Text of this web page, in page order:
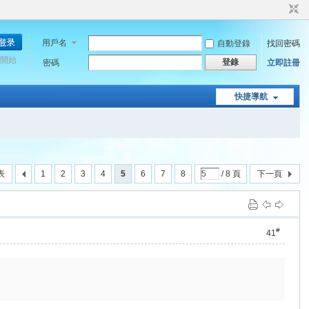
用戶名 自動登錄
找回密碼
密碼
登錄 立即註冊
始
快捷導航
1 2 3 4 5 6 7 8 / 8 頁 下一頁
41#